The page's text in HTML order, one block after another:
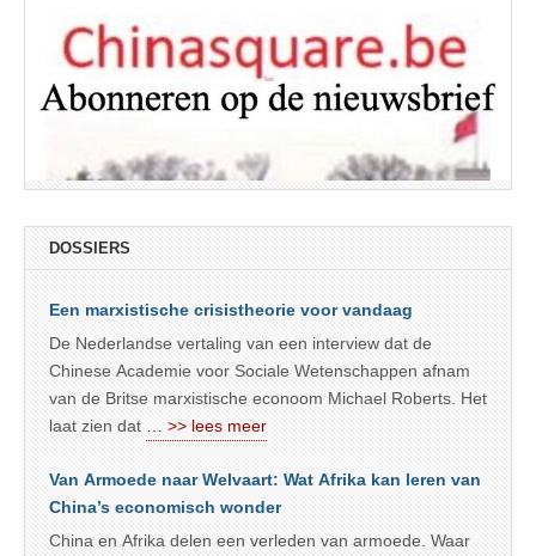
DOSSIERS
Een marxistische crisistheorie voor vandaag
De Nederlandse vertaling van een interview dat de
Chinese Academie voor Sociale Wetenschappen afnam
van de Britse marxistische econoom Michael Roberts. Het
laat zien dat
… >> lees meer
Van Armoede naar Welvaart: Wat Afrika kan leren van
China’s economisch wonder
China en Afrika delen een verleden van armoede. Waar